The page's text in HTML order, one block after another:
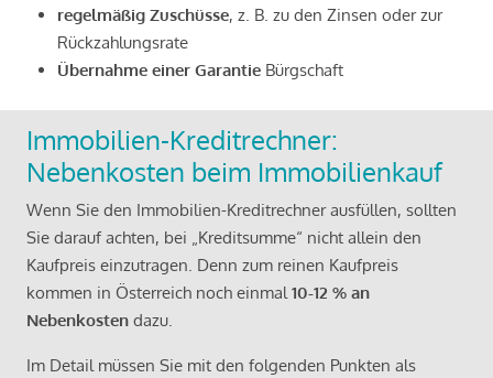
regelmäßig Zuschüsse, z. B. zu den Zinsen oder zur
Rückzahlungsrate
Übernahme einer Garantie Bürgschaft
Immobilien-Kreditrechner:
Nebenkosten beim Immobilienkauf
Wenn Sie den Immobilien-Kreditrechner ausfüllen, sollten
Sie darauf achten, bei „Kreditsumme“ nicht allein den
Kaufpreis einzutragen. Denn zum reinen Kaufpreis
kommen in Österreich noch einmal10-12 % an
Nebenkosten dazu.
Im Detail müssen Sie mit den folgenden Punkten als